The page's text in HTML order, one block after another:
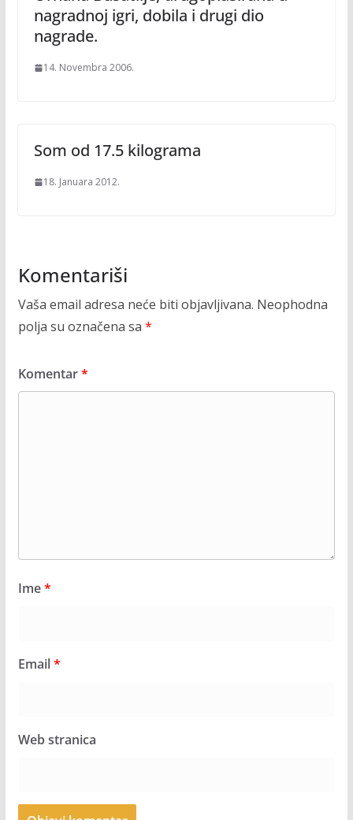
nagradnoj igri, dobila i drugi dio
nagrade.
14. Novembra 2006.
Som od 17.5 kilograma
18. Januara 2012.
Komentariši
Vaša email adresa neće biti objavljivana. Neophodna
polja su označena sa *
Komentar*
Ime*
Email*
Web stranica